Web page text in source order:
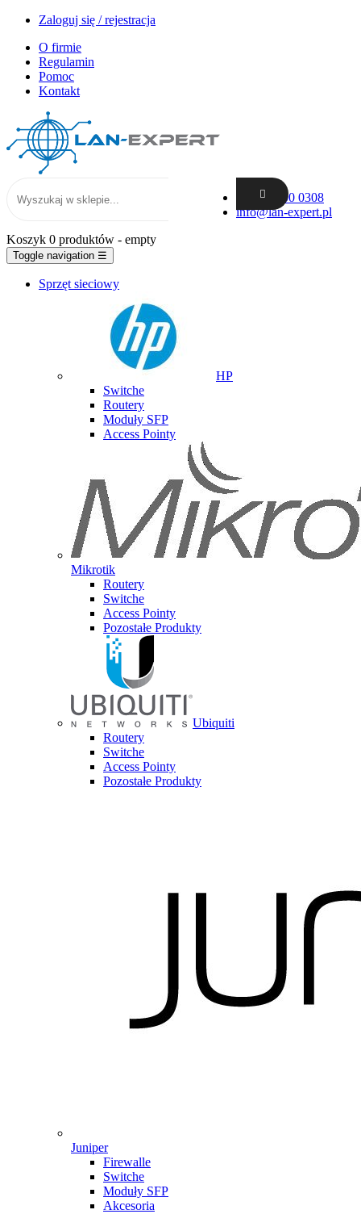
Zaloguj się / rejestracja
O firmie
Regulamin
Pomoc
Kontakt
+48 62 300 0308
info@lan-expert.pl
Koszyk 0 produktów - empty
Toggle navigation ☰
Sprzęt sieciowy
HP
Switche
Routery
Moduły SFP
Access Pointy
Mikrotik
Routery
Switche
Access Pointy
Pozostałe Produkty
Ubiquiti
Routery
Switche
Access Pointy
Pozostałe Produkty
Juniper
Firewalle
Switche
Moduły SFP
Akcesoria